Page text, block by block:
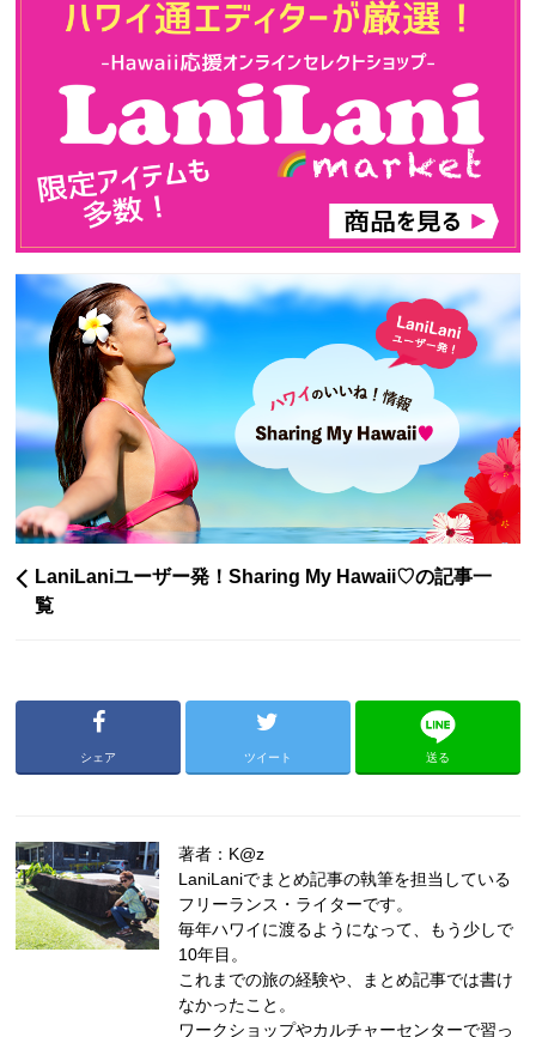
LaniLaniユーザー発！Sharing My Hawaii♡の記事一
覧
シェア ツイート 送る
著者：K@z
LaniLaniでまとめ記事の執筆を担当している
フリーランス・ライターです。
毎年ハワイに渡るようになって、もう少しで
10年目。
これまでの旅の経験や、まとめ記事では書け
なかったこと。
ワークショップやカルチャーセンターで習っ